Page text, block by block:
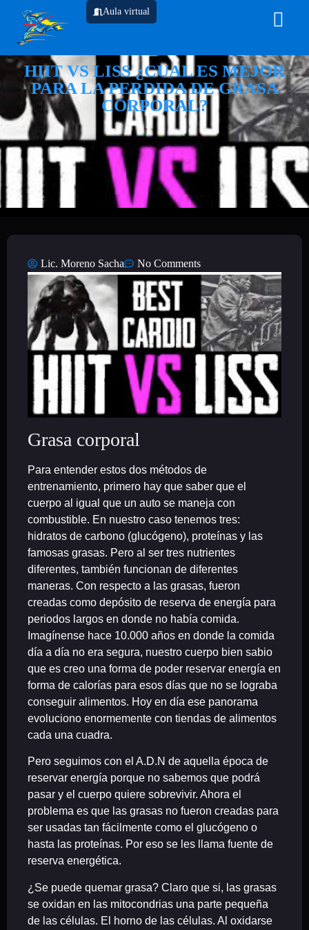
Aula virtual
HIIT VS LISS ¿CUAL ES MEJOR
PARA LA PERDIDA DE GRASA
CORPORAL?
Lic. Moreno Sacha No Comments
Grasa corporal
Para entender estos dos métodos de
entrenamiento, primero hay que saber que el
cuerpo al igual que un auto se maneja con
combustible. En nuestro caso tenemos tres:
hidratos de carbono (glucógeno), proteínas y las
famosas grasas. Pero al ser tres nutrientes
diferentes, también funcionan de diferentes
maneras. Con respecto a las grasas, fueron
creadas como depósito de reserva de energía para
periodos largos en donde no había comida.
Imagínense hace 10.000 años en donde la comida
día a día no era segura, nuestro cuerpo bien sabio
que es creo una forma de poder reservar energía en
forma de calorías para esos días que no se lograba
conseguir alimentos. Hoy en día ese panorama
evoluciono enormemente con tiendas de alimentos
cada una cuadra.
Pero seguimos con el A.D.N de aquella época de
reservar energía porque no sabemos que podrá
pasar y el cuerpo quiere sobrevivir. Ahora el
problema es que las grasas no fueron creadas para
ser usadas tan fácilmente como el glucógeno o
hasta las proteínas. Por eso se les llama fuente de
reserva energética.
¿Se puede quemar grasa? Claro que si, las grasas
se oxidan en las mitocondrias una parte pequeña
de las células. El horno de las células. Al oxidarse